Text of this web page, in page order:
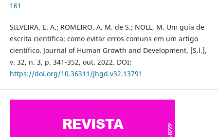
161
SILVEIRA, E. A.; ROMEIRO, A. M. de S.; NOLL, M. Um guia de
escrita científica: como evitar erros comuns em um artigo
científico. Journal of Human Growth and Development, [S.l.],
v. 32, n. 3, p. 341-352, out. 2022. DOI:
https://doi.org/10.36311/jhgd.v32.13791